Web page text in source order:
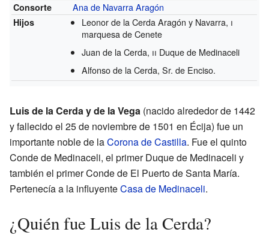
Consorte Ana de Navarra Aragón
Hijos Leonor de la Cerda Aragón y Navarra, i
marquesa de Cenete
Juan de la Cerda, ii Duque de Medinaceli
Alfonso de la Cerda, Sr. de Enciso.
Luis de la Cerda y de la Vega (nacido alrededor de 1442
y fallecido el 25 de noviembre de 1501 en Écija) fue un
importante noble de laCorona de Castilla. Fue el quinto
Conde de Medinaceli, el primer Duque de Medinaceli y
también el primer Conde de El Puerto de Santa María.
Pertenecía a la influyenteCasa de Medinaceli.
¿Quién fue Luis de la Cerda?